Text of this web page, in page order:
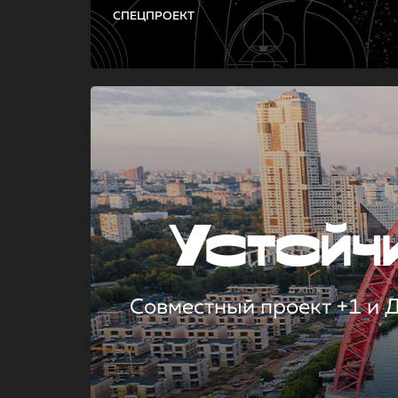
СПЕЦПРОЕКТ
Совместный проект +1 и